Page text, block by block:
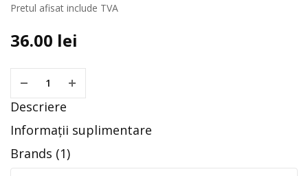
Pretul afisat include TVA
36.00 lei
Descriere
Informații suplimentare
Brands (1)